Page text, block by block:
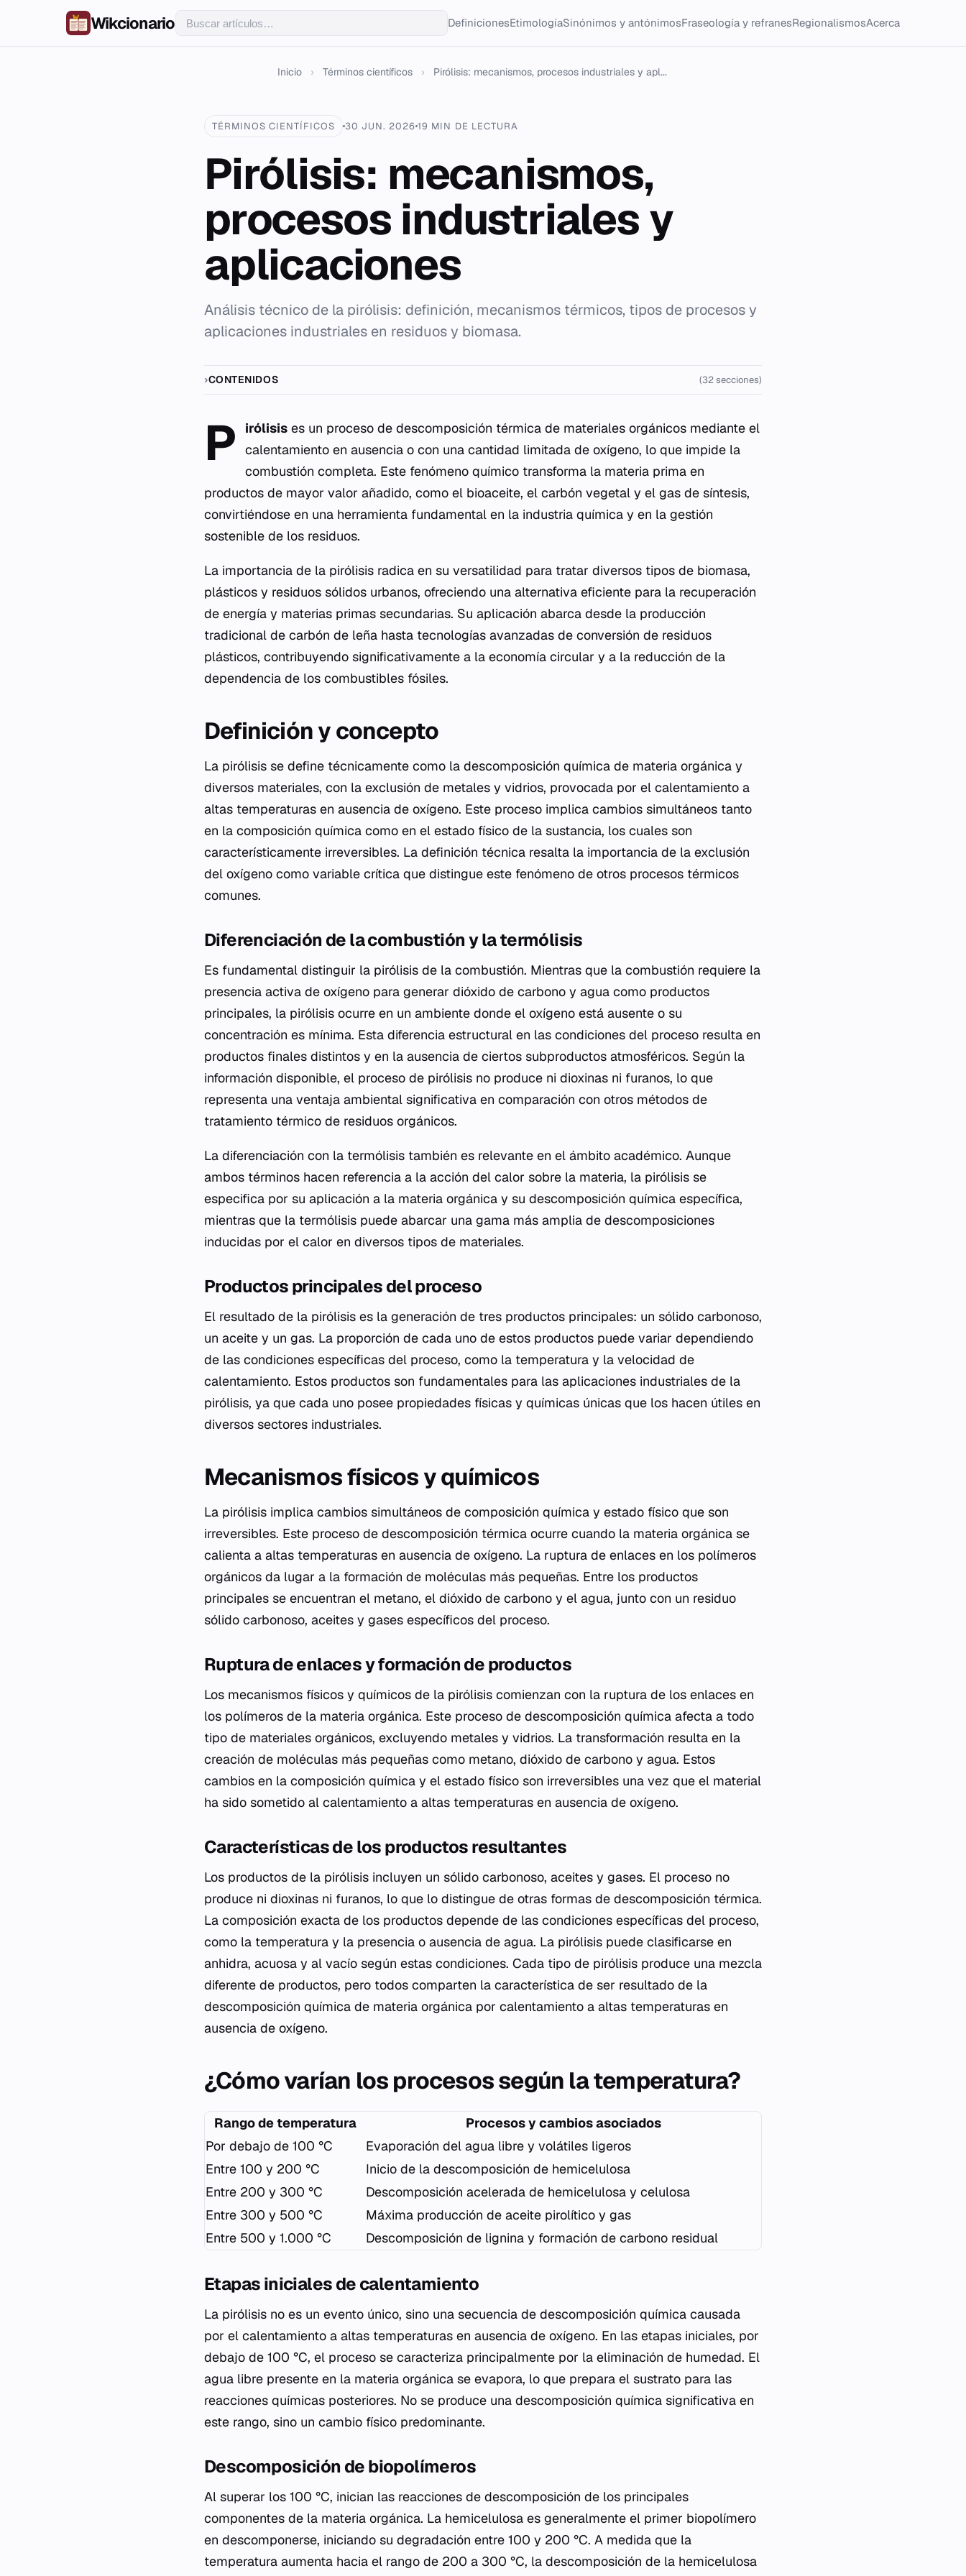
Wikcionario DefinicionesEtimologíaSinónimos y antónimosFraseología y refranesRegionalismosAcerca
Inicio › Términos científicos › Pirólisis: mecanismos, procesos industriales y apl...
TÉRMINOS CIENTÍFICOS 30 JUN. 202619 MIN DE LECTURA
Pirólisis: mecanismos,
procesos industriales y
aplicaciones
Análisis técnico de la pirólisis: definición, mecanismos térmicos, tipos de procesos y
aplicaciones industriales en residuos y biomasa.
CONTENIDOS (32 secciones)
P irólisis es un proceso de descomposición térmica de materiales orgánicos mediante el
calentamiento en ausencia o con una cantidad limitada de oxígeno, lo que impide la
combustión completa. Este fenómeno químico transforma la materia prima en
productos de mayor valor añadido, como el bioaceite, el carbón vegetal y el gas de síntesis,
convirtiéndose en una herramienta fundamental en la industria química y en la gestión
sostenible de los residuos.
La importancia de la pirólisis radica en su versatilidad para tratar diversos tipos de biomasa,
plásticos y residuos sólidos urbanos, ofreciendo una alternativa eficiente para la recuperación
de energía y materias primas secundarias. Su aplicación abarca desde la producción
tradicional de carbón de leña hasta tecnologías avanzadas de conversión de residuos
plásticos, contribuyendo significativamente a la economía circular y a la reducción de la
dependencia de los combustibles fósiles.
Definición y concepto
La pirólisis se define técnicamente como la descomposición química de materia orgánica y
diversos materiales, con la exclusión de metales y vidrios, provocada por el calentamiento a
altas temperaturas en ausencia de oxígeno. Este proceso implica cambios simultáneos tanto
en la composición química como en el estado físico de la sustancia, los cuales son
característicamente irreversibles. La definición técnica resalta la importancia de la exclusión
del oxígeno como variable crítica que distingue este fenómeno de otros procesos térmicos
comunes.
Diferenciación de la combustión y la termólisis
Es fundamental distinguir la pirólisis de la combustión. Mientras que la combustión requiere la
presencia activa de oxígeno para generar dióxido de carbono y agua como productos
principales, la pirólisis ocurre en un ambiente donde el oxígeno está ausente o su
concentración es mínima. Esta diferencia estructural en las condiciones del proceso resulta en
productos finales distintos y en la ausencia de ciertos subproductos atmosféricos. Según la
información disponible, el proceso de pirólisis no produce ni dioxinas ni furanos, lo que
representa una ventaja ambiental significativa en comparación con otros métodos de
tratamiento térmico de residuos orgánicos.
La diferenciación con la termólisis también es relevante en el ámbito académico. Aunque
ambos términos hacen referencia a la acción del calor sobre la materia, la pirólisis se
especifica por su aplicación a la materia orgánica y su descomposición química específica,
mientras que la termólisis puede abarcar una gama más amplia de descomposiciones
inducidas por el calor en diversos tipos de materiales.
Productos principales del proceso
El resultado de la pirólisis es la generación de tres productos principales: un sólido carbonoso,
un aceite y un gas. La proporción de cada uno de estos productos puede variar dependiendo
de las condiciones específicas del proceso, como la temperatura y la velocidad de
calentamiento. Estos productos son fundamentales para las aplicaciones industriales de la
pirólisis, ya que cada uno posee propiedades físicas y químicas únicas que los hacen útiles en
diversos sectores industriales.
Mecanismos físicos y químicos
La pirólisis implica cambios simultáneos de composición química y estado físico que son
irreversibles. Este proceso de descomposición térmica ocurre cuando la materia orgánica se
calienta a altas temperaturas en ausencia de oxígeno. La ruptura de enlaces en los polímeros
orgánicos da lugar a la formación de moléculas más pequeñas. Entre los productos
principales se encuentran el metano, el dióxido de carbono y el agua, junto con un residuo
sólido carbonoso, aceites y gases específicos del proceso.
Ruptura de enlaces y formación de productos
Los mecanismos físicos y químicos de la pirólisis comienzan con la ruptura de los enlaces en
los polímeros de la materia orgánica. Este proceso de descomposición química afecta a todo
tipo de materiales orgánicos, excluyendo metales y vidrios. La transformación resulta en la
creación de moléculas más pequeñas como metano, dióxido de carbono y agua. Estos
cambios en la composición química y el estado físico son irreversibles una vez que el material
ha sido sometido al calentamiento a altas temperaturas en ausencia de oxígeno.
Características de los productos resultantes
Los productos de la pirólisis incluyen un sólido carbonoso, aceites y gases. El proceso no
produce ni dioxinas ni furanos, lo que lo distingue de otras formas de descomposición térmica.
La composición exacta de los productos depende de las condiciones específicas del proceso,
como la temperatura y la presencia o ausencia de agua. La pirólisis puede clasificarse en
anhidra, acuosa y al vacío según estas condiciones. Cada tipo de pirólisis produce una mezcla
diferente de productos, pero todos comparten la característica de ser resultado de la
descomposición química de materia orgánica por calentamiento a altas temperaturas en
ausencia de oxígeno.
¿Cómo varían los procesos según la temperatura?
Rango de temperatura
Procesos y cambios asociados
Por debajo de 100 °C
Evaporación del agua libre y volátiles ligeros
Entre 100 y 200 °C
Inicio de la descomposición de hemicelulosa
Entre 200 y 300 °C
Descomposición acelerada de hemicelulosa y celulosa
Entre 300 y 500 °C
Máxima producción de aceite pirolítico y gas
Entre 500 y 1.000 °C
Descomposición de lignina y formación de carbono residual
Etapas iniciales de calentamiento
La pirólisis no es un evento único, sino una secuencia de descomposición química causada
por el calentamiento a altas temperaturas en ausencia de oxígeno. En las etapas iniciales, por
debajo de 100 °C, el proceso se caracteriza principalmente por la eliminación de humedad. El
agua libre presente en la materia orgánica se evapora, lo que prepara el sustrato para las
reacciones químicas posteriores. No se produce una descomposición química significativa en
este rango, sino un cambio físico predominante.
Descomposición de biopolímeros
Al superar los 100 °C, inician las reacciones de descomposición de los principales
componentes de la materia orgánica. La hemicelulosa es generalmente el primer biopolímero
en descomponerse, iniciando su degradación entre 100 y 200 °C. A medida que la
temperatura aumenta hacia el rango de 200 a 300 °C, la descomposición de la hemicelulosa